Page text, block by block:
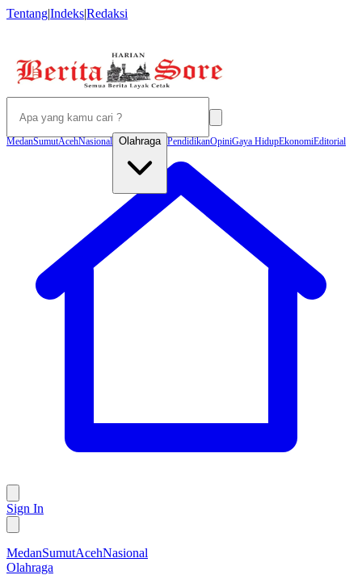
Tentang|Indeks|Redaksi
MedanSumutAcehNasional Olahraga PendidikanOpiniGaya HidupEkonomiEditorial
Sign In
MedanSumutAcehNasional
Olahraga